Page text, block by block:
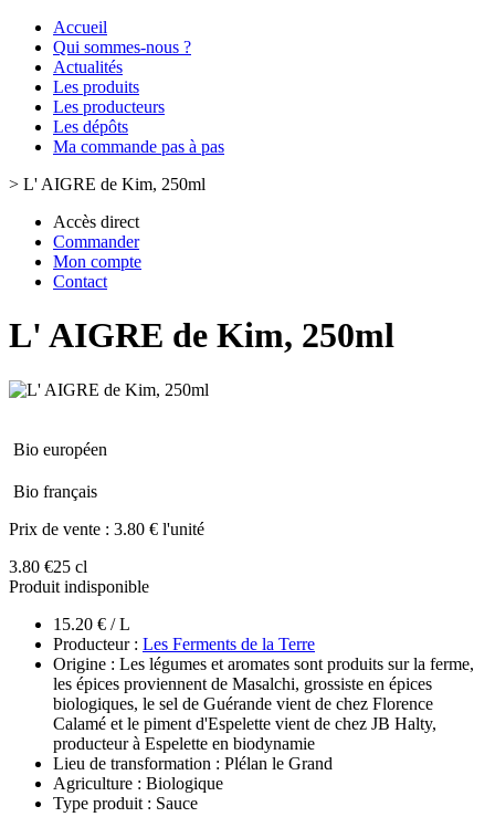
Accueil
Qui sommes-nous ?
Actualités
Les produits
Les producteurs
Les dépôts
Ma commande pas à pas
> L' AIGRE de Kim, 250ml
Accès direct
Commander
Mon compte
Contact
L' AIGRE de Kim, 250ml
Bio européen
Bio français
Prix de vente : 3.80 € l'unité
3.80 €25 cl
Produit indisponible
15.20 € / L
Producteur : Les Ferments de la Terre
Origine : Les légumes et aromates sont produits sur la ferme,
les épices proviennent de Masalchi, grossiste en épices
biologiques, le sel de Guérande vient de chez Florence
Calamé et le piment d'Espelette vient de chez JB Halty,
producteur à Espelette en biodynamie
Lieu de transformation : Plélan le Grand
Agriculture : Biologique
Type produit : Sauce